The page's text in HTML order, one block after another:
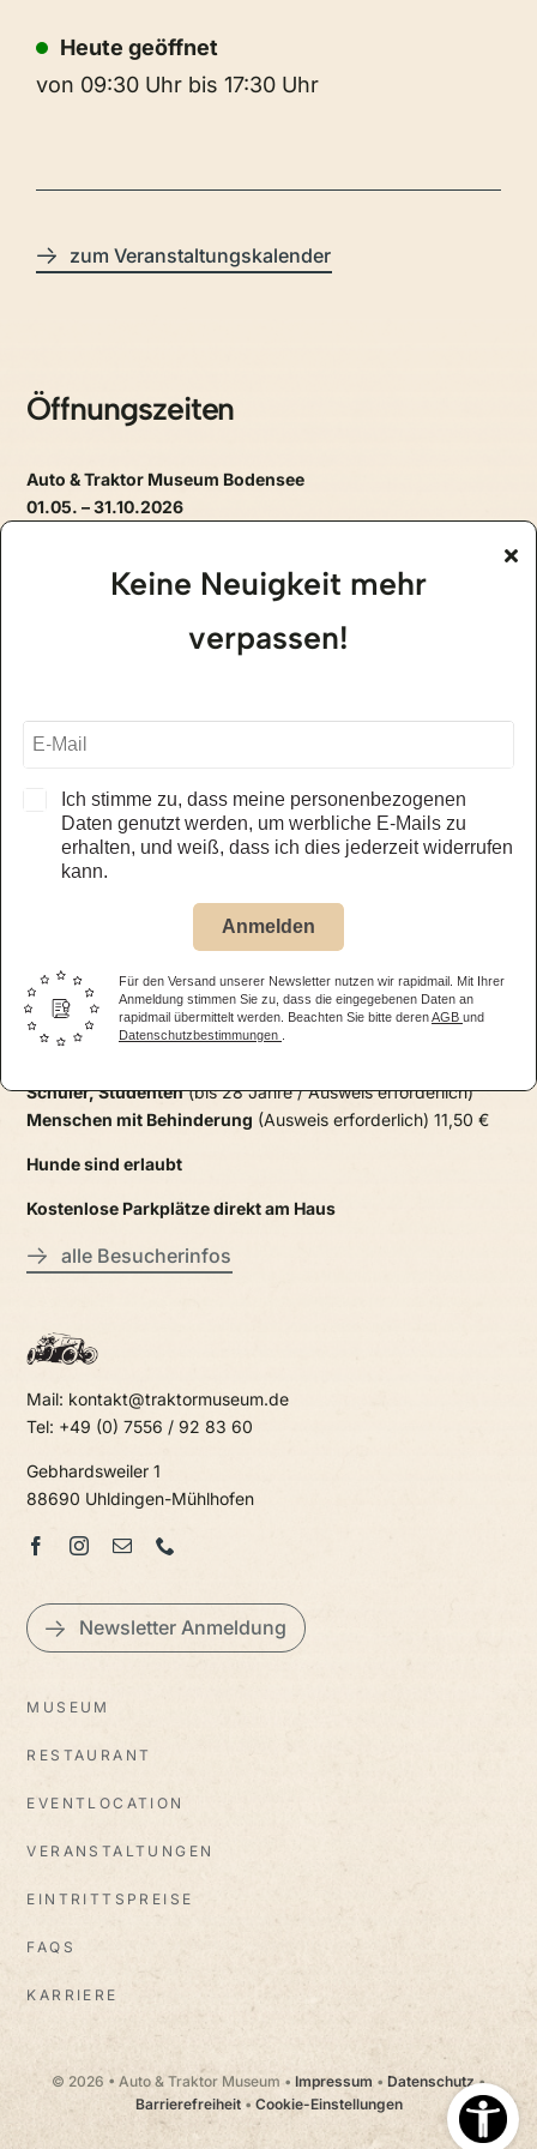
Heute geöffnet
von 09:30 Uhr bis 17:30 Uhr
zum Veranstaltungskalender
Öffnungszeiten
Auto & Traktor Museum Bodensee
01.05. – 31.10.2026
alle Öffnungszeiten – Museum
täglich, ab 11.30 Uhr
Eintrittspreis Museum
Kinder(6-15 Jahre) 8,50 €
Familienticket(2 Eltern oder Großeltern + eigene Kinder bis
15 Jahre) 31,00 €
Schüler, Studenten(bis 28 Jahre / Ausweis erforderlich)
Menschen mit Behinderung (Ausweis erforderlich) 11,50 €
Hunde sind erlaubt
Kostenlose Parkplätze direkt am Haus
alle Besucherinfos
Mail: kontakt@traktormuseum.de
Tel: +49 (0) 7556 / 92 83 60
Gebhardsweiler 1
88690 Uhldingen-Mühlhofen
Newsletter Anmeldung
MUSEUM
RESTAURANT
EVENTLOCATION
VERANSTALTUNGEN
EINTRITTSPREISE
FAQS
KARRIERE
© 2026 • Auto & Traktor Museum • Impressum • Datenschutz•
Barrierefreiheit• Cookie-Einstellungen
Keine Neuigkeit mehr
verpassen!
Ich stimme zu, dass meine personenbezogenen
Daten genutzt werden, um werbliche E-Mails zu
erhalten, und weiß, dass ich dies jederzeit widerrufen
kann.
Anmelden
Für den Versand unserer Newsletter nutzen wir rapidmail. Mit Ihrer
Anmeldung stimmen Sie zu, dass die eingegebenen Daten an
rapidmail übermittelt werden. Beachten Sie bitte derenAGB und
Datenschutzbestimmungen